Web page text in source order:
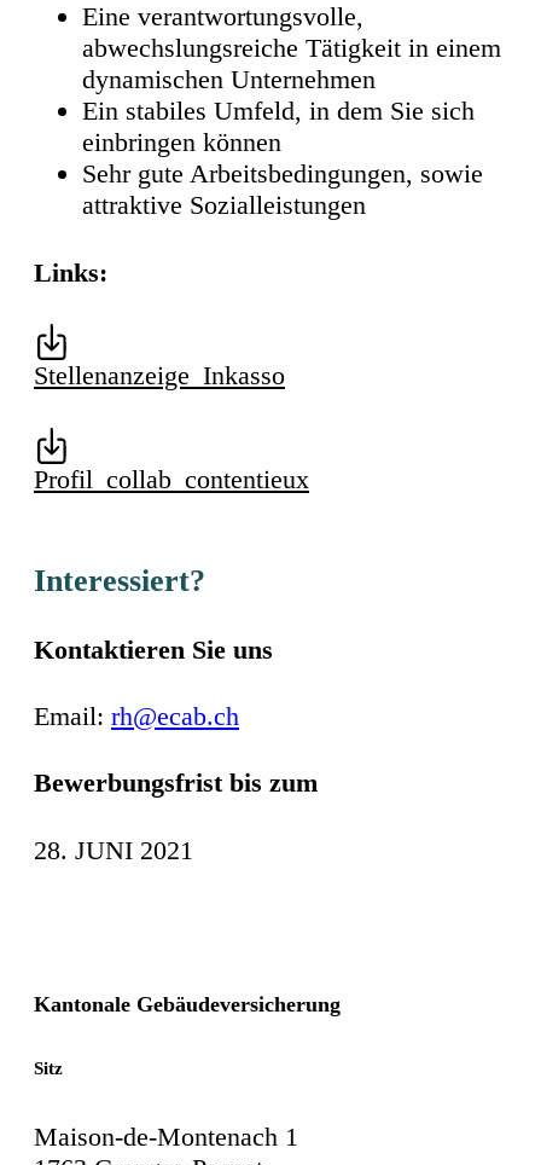
Eine verantwortungsvolle,
abwechslungsreiche Tätigkeit in einem
dynamischen Unternehmen
Ein stabiles Umfeld, in dem Sie sich
einbringen können
Sehr gute Arbeitsbedingungen, sowie
attraktive Sozialleistungen
Links:
Stellenanzeige_Inkasso
Profil_collab_contentieux
Interessiert?
Kontaktieren Sie uns
Email: rh@ecab.ch
Bewerbungsfrist bis zum
28. JUNI 2021
Kantonale Gebäudeversicherung
Sitz
Maison-de-Montenach 1